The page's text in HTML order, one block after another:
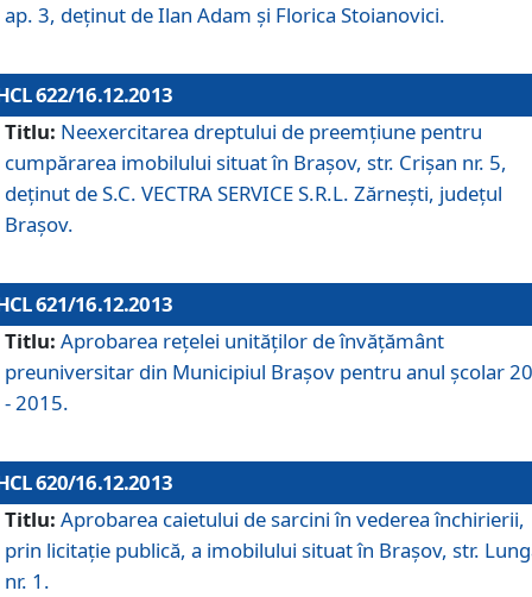
ap. 3, deţinut de Ilan Adam şi Florica Stoianovici.
622/16.12.2013
Titlu: Neexercitarea dreptului de preemţiune pentru
cumpărarea imobilului situat în Braşov, str. Crişan nr. 5,
deţinut de S.C. VECTRA SERVICE S.R.L. Zărneşti, judeţul
Braşov.
621/16.12.2013
Titlu: Aprobarea reţelei unităţilor de învăţământ
preuniversitar din Municipiul Braşov pentru anul şcolar
- 2015.
620/16.12.2013
Titlu: Aprobarea caietului de sarcini în vederea închirierii,
prin licitaţie publică, a imobilului situat în Braşov, str.
nr. 1.